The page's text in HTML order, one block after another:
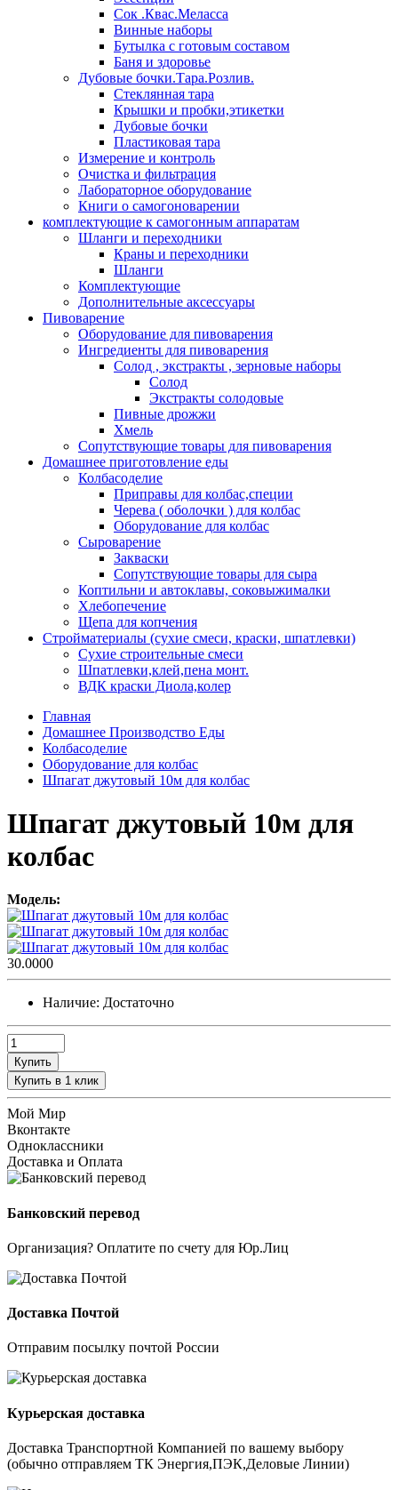
Сок .Квас.Меласса
Винные наборы
Бутылка с готовым составом
Баня и здоровье
Дубовые бочки.Тара.Розлив.
Стеклянная тара
Крышки и пробки,этикетки
Дубовые бочки
Пластиковая тара
Измерение и контроль
Очистка и фильтрация
Лабораторное оборудование
Книги о самогоноварении
комплектующие к самогонным аппаратам
Шланги и переходники
Краны и переходники
Шланги
Комплектующие
Дополнительные аксессуары
Пивоварение
Оборудование для пивоварения
Ингредиенты для пивоварения
Солод , экстракты , зерновые наборы
Солод
Экстракты солодовые
Пивные дрожжи
Хмель
Сопутствующие товары для пивоварения
Домашнее приготовление еды
Колбасоделие
Приправы для колбас,специи
Черева ( оболочки ) для колбас
Оборудование для колбас
Сыроварение
Закваски
Сопутствующие товары для сыра
Коптильни и автоклавы, соковыжималки
Хлебопечение
Щепа для копчения
Стройматериалы (сухие смеси, краски, шпатлевки)
Сухие строительные смеси
Шпатлевки,клей,пена монт.
ВДК краски Диола,колер
Главная
Домашнее Производство Еды
Колбасоделие
Оборудование для колбас
Шпагат джутовый 10м для колбас
Шпагат джутовый 10м для
колбас
Модель:
30.0000
Наличие: Достаточно
Купить
Купить в 1 клик
Мой Мир
Вконтакте
Одноклассники
Доставка и Оплата
Банковский перевод
Организация? Оплатите по счету для Юр.Лиц
Доставка Почтой
Отправим посылку почтой России
Курьерская доставка
Доставка Транспортной Компанией по вашему выбору
(обычно отправляем ТК Энергия,ПЭК,Деловые Линии)